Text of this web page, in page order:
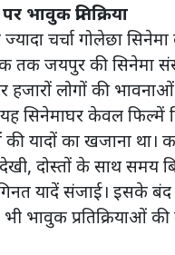
भावुक प्रतिक्रिया
चर्चा गोलेछा
तक जयपुर की सिनेमा
हजारों लोगों की
यह सिनेमाघर केवल फिल्में
की यादों का खजाना था।
दोस्तों के साथ समय
यादें संजाई। इसके
भावुक प्रतिक्रियाओं की